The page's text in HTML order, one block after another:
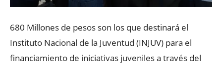
680 Millones de pesos son los que destinará el
Instituto Nacional de la Juventud (INJUV) para el
financiamiento de iniciativas juveniles a través del